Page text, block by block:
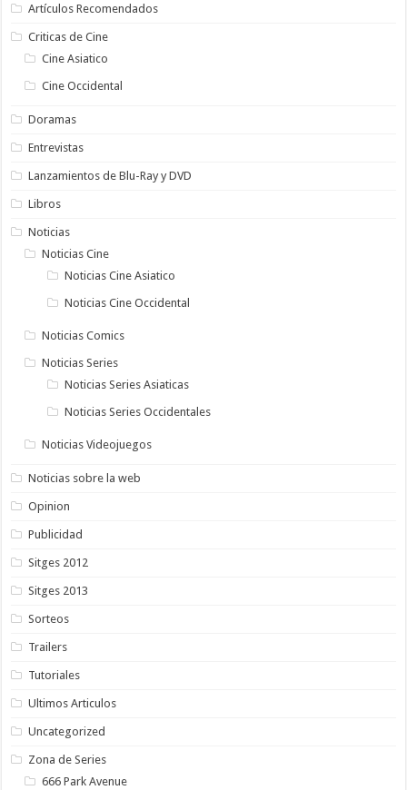
Artículos Recomendados
Criticas de Cine
Cine Asiatico
Cine Occidental
Doramas
Entrevistas
Lanzamientos de Blu-Ray y DVD
Libros
Noticias
Noticias Cine
Noticias Cine Asiatico
Noticias Cine Occidental
Noticias Comics
Noticias Series
Noticias Series Asiaticas
Noticias Series Occidentales
Noticias Videojuegos
Noticias sobre la web
Opinion
Publicidad
Sitges 2012
Sitges 2013
Sorteos
Trailers
Tutoriales
Ultimos Articulos
Uncategorized
Zona de Series
666 Park Avenue